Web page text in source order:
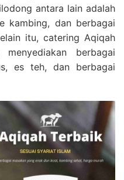
antara lain adalah
kambing, dan berbagai
itu, catering Aqiqah
berbagai
es teh, dan berbagai